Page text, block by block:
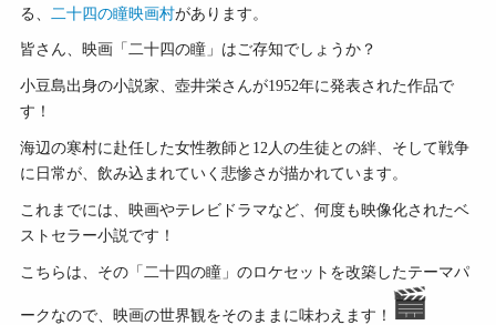
る、
二十四の瞳映画村があります。
皆さん、映画「二十四の瞳」はご存知でしょうか？
小豆島出身の小説家、壺井栄さんが1952年に発表された作品で
す！
海辺の寒村に赴任した女性教師と12人の生徒との絆、そして戦争
に日常が、飲み込まれていく悲惨さが描かれています。
これまでには、映画やテレビドラマなど、何度も映像化されたベ
ストセラー小説です！
こちらは、その「二十四の瞳」のロケセットを改築したテーマパ
ークなので、映画の世界観をそのままに味わえます！